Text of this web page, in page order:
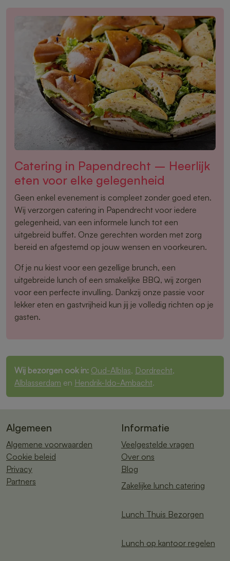
Catering in Papendrecht – Heerlijk
eten voor elke gelegenheid
Geen enkel evenement is compleet zonder goed eten.
Wij verzorgen catering in Papendrecht voor iedere
gelegenheid, van een informele lunch tot een
uitgebreid buffet. Onze gerechten worden met zorg
bereid en afgestemd op jouw wensen en voorkeuren.
Of je nu kiest voor een gezellige brunch, een
uitgebreide lunch of een smakelijke BBQ, wij zorgen
voor een perfecte invulling. Dankzij onze passie voor
lekker eten en gastvrijheid kun jij je volledig richten op je
gasten.
Wij bezorgen ook in: Oud-Alblas, Dordrecht,
Alblasserdam en Hendrik-Ido-Ambacht.
Algemeen
Algemene voorwaarden
Cookie beleid
Privacy
Partners
Informatie
Veelgestelde vragen
Over ons
Blog
Zakelijke lunch catering
Lunch Thuis Bezorgen
Lunch op kantoor regelen